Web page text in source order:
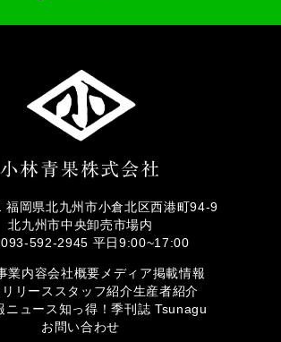
福岡県北九州市小倉北区西港町94-9
北九州市中央卸売市場内
592-2945 平日9:00~17:00
業内容会社概要 メディア掲載情報
リース スタッフ紹介生産者紹介
ニュース 知っ得！季刊誌 Tsunagu
お問い合わせ